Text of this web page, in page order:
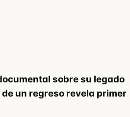
sobre su legado
un regreso revela primer